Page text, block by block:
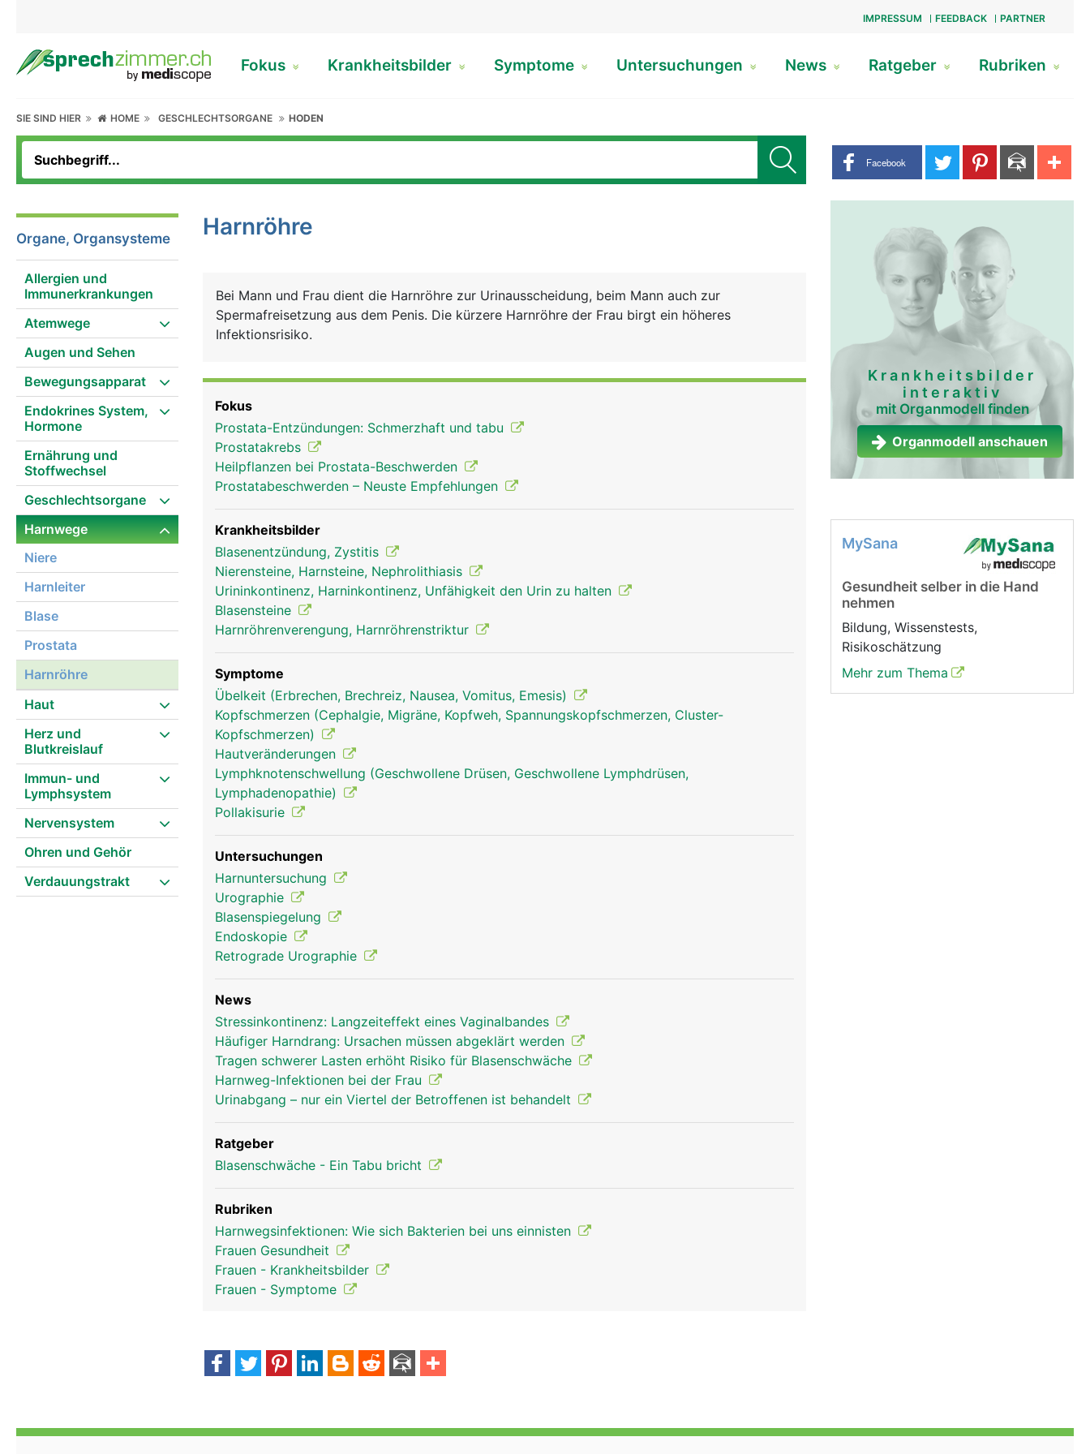
IMPRESSUM FEEDBACK PARTNER
Fokus Krankheitsbilder Symptome Untersuchungen News Ratgeber Rubriken
SIE SIND HIER HOME GESCHLECHTSORGANE HODEN
Share buttons
Facebook
Organe, Organsysteme
Allergien und
Immunerkrankungen
Atemwege
Augen und Sehen
Bewegungsapparat
Endokrines System,
Hormone
Ernährung und
Stoffwechsel
Geschlechtsorgane
Harnwege
Niere
Harnleiter
Blase
Prostata
Harnröhre
Haut
Herz und
Blutkreislauf
Immun- und
Lymphsystem
Nervensystem
Ohren und Gehör
Verdauungstrakt
Harnröhre
Bei Mann und Frau dient die Harnröhre zur Urinausscheidung, beim Mann auch zur
Spermafreisetzung aus dem Penis. Die kürzere Harnröhre der Frau birgt ein höheres
Infektionsrisiko.
Fokus
Prostata-Entzündungen: Schmerzhaft und tabu
Prostatakrebs
Heilpflanzen bei Prostata-Beschwerden
Prostatabeschwerden – Neuste Empfehlungen
Krankheitsbilder
Blasenentzündung, Zystitis
Nierensteine, Harnsteine, Nephrolithiasis
Urininkontinenz, Harninkontinenz, Unfähigkeit den Urin zu halten
Blasensteine
Harnröhrenverengung, Harnröhrenstriktur
Symptome
Übelkeit (Erbrechen, Brechreiz, Nausea, Vomitus, Emesis)
Kopfschmerzen (Cephalgie, Migräne, Kopfweh, Spannungskopfschmerzen, Cluster-
Kopfschmerzen)
Hautveränderungen
Lymphknotenschwellung (Geschwollene Drüsen, Geschwollene Lymphdrüsen,
Lymphadenopathie)
Pollakisurie
Untersuchungen
Harnuntersuchung
Urographie
Blasenspiegelung
Endoskopie
Retrograde Urographie
News
Stressinkontinenz: Langzeiteffekt eines Vaginalbandes
Häufiger Harndrang: Ursachen müssen abgeklärt werden
Tragen schwerer Lasten erhöht Risiko für Blasenschwäche
Harnweg-Infektionen bei der Frau
Urinabgang – nur ein Viertel der Betroffenen ist behandelt
Ratgeber
Blasenschwäche - Ein Tabu bricht
Rubriken
Harnwegsinfektionen: Wie sich Bakterien bei uns einnisten
Frauen Gesundheit
Frauen - Krankheitsbilder
Frauen - Symptome
Krankheitsbilder
interaktiv
mit Organmodell finden
Organmodell anschauen
MySana
Gesundheit selber in die Hand
nehmen
Bildung, Wissenstests,
Risikoschätzung
Mehr zum Thema